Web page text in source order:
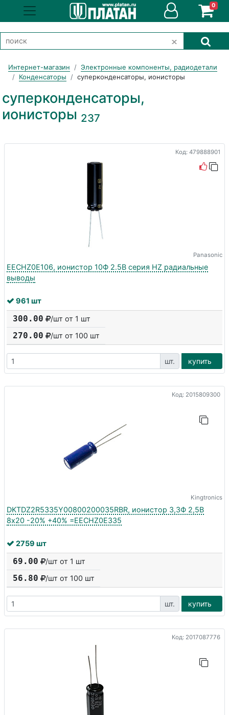
0
Интернет-магазин
Электронные компоненты, радиодетали
Конденсаторы
суперконденсаторы, ионисторы
суперконденсаторы,
ионисторы 237
Код: 479888901
Panasonic
EECHZ0E106, ионистор 10Ф 2.5В серия HZ радиальные
выводы
961 шт
300.00 /шт от 1 шт
270.00 /шт от 100 шт
шт. купить
Код: 2015809300
Kingtronics
DKTDZ2R5335Y00800200035RBR, ионистор 3,3Ф 2,5В
8x20 -20% +40% =EECHZ0E335
2759 шт
69.00 /шт от 1 шт
56.80 /шт от 100 шт
шт. купить
Код: 2017087776